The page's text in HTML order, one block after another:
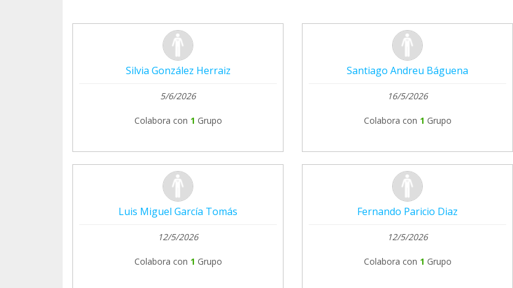
Silvia González Herraiz
5/6/2026
Colabora con 1 Grupo
Santiago Andreu Báguena
16/5/2026
Colabora con 1 Grupo
Luis Miguel García Tomás
12/5/2026
Colabora con 1 Grupo
Fernando Paricio Diaz
12/5/2026
Colabora con 1 Grupo